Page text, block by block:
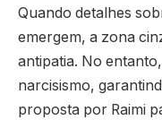
Quando detalhes
emergem, a zona
antipatia. No
narcisismo,
proposta por Raimi